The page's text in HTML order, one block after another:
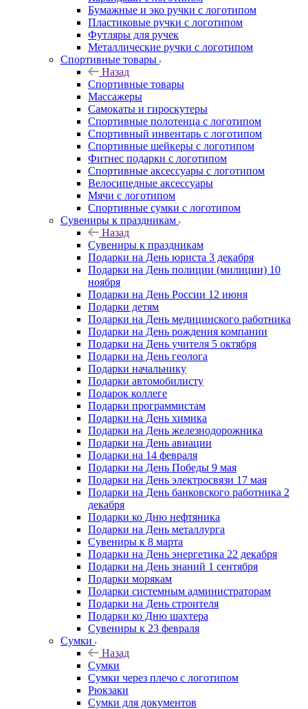
Бумажные и эко ручки с логотипом
Пластиковые ручки с логотипом
Футляры для ручек
Металлические ручки с логотипом
Спортивные товары
Назад
Спортивные товары
Массажеры
Самокаты и гироскутеры
Спортивные полотенца с логотипом
Спортивный инвентарь с логотипом
Спортивные шейкеры с логотипом
Фитнес подарки с логотипом
Спортивные аксессуары с логотипом
Велосипедные аксессуары
Мячи с логотипом
Спортивные сумки с логотипом
Сувениры к праздникам
Назад
Сувениры к праздникам
Подарки на День юриста 3 декабря
Подарки на День полиции (милиции) 10
ноября
Подарки на День России 12 июня
Подарки детям
Подарки на День медицинского работника
Подарки на День рождения компании
Подарки на День учителя 5 октября
Подарки на День геолога
Подарки начальнику
Подарки автомобилисту
Подарок коллеге
Подарки программистам
Подарки на День химика
Подарки на День железнодорожника
Подарки на День авиации
Подарки на 14 февраля
Подарки на День Победы 9 мая
Подарки на День электросвязи 17 мая
Подарки на День банковского работника 2
декабря
Подарки ко Дню нефтяника
Подарки на День металлурга
Сувениры к 8 марта
Подарки на День энергетика 22 декабря
Подарки на День знаний 1 сентября
Подарки морякам
Подарки системным администраторам
Подарки на День строителя
Подарки ко Дню шахтера
Сувениры к 23 февраля
Сумки
Назад
Сумки
Сумки через плечо с логотипом
Рюкзаки
Сумки для документов